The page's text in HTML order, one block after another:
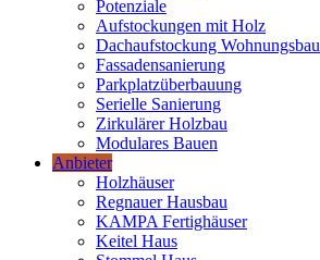
Potenziale
Aufstockungen mit Holz
Dachaufstockung Wohnungsbau
Fassadensanierung
Parkplatzüberbauung
Serielle Sanierung
Zirkulärer Holzbau
Modulares Bauen
Anbieter
Holzhäuser
Regnauer Hausbau
KAMPA Fertighäuser
Keitel Haus